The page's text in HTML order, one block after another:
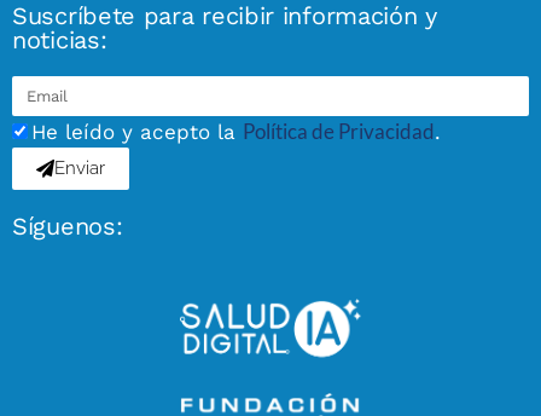
Suscríbete para recibir información y
noticias:
He leído y acepto la Política de Privacidad.
Enviar
Síguenos: